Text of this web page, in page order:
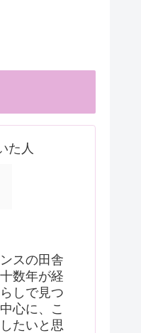
た人
スの田舎
数年が経
しで見つ
心に、こ
たいと思